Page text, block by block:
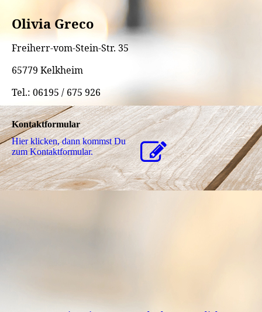
Olivia Greco
Freiherr-vom-Stein-Str. 35
65779 Kelkheim
Tel.: 06195 / 675 926
Kontaktformular
Hier klicken, dann kommst Du
zum Kon­takt­for­mu­lar.